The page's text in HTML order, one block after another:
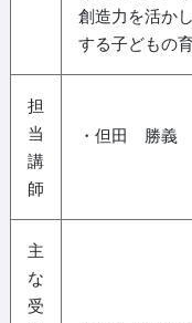
創造力を活か
する子どもの
担
当
講
師
・但田 勝義
主
な
受